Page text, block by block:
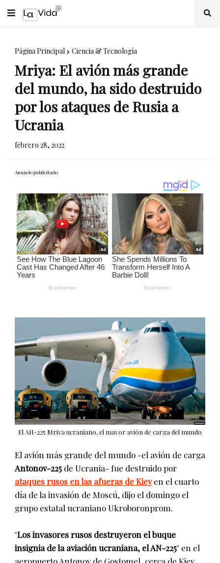
Página Principal Ciencia & Tecnología
Mriya: El avión más grande
del mundo, ha sido destruido
por los ataques de Rusia a
Ucrania
febrero 28, 2022
Anuncio publicitario
El AH-225 Mriya ucraniano, el mayor avión de carga del mundo
El avión más grande del mundo -el avión de carga
Antonov-225 de Ucrania- fue destruido por
ataques rusos en las afueras de Kieven el cuarto
día de la invasión de Moscú, dijo el domingo el
grupo estatal ucraniano Ukroboronprom.
"Los invasores rusos destruyeron el buque
insignia de la aviación ucraniana, el AN-225" en el